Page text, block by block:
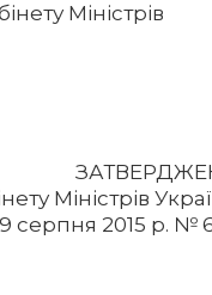
Міністрів
Міністрів
серпня 2015 р. №